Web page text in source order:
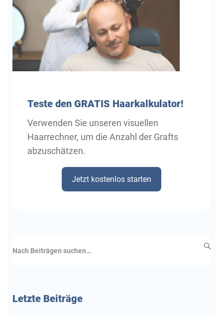
Teste den GRATIS Haarkalkulator!
Verwenden Sie unseren visuellen
Haarrechner, um die Anzahl der Grafts
abzuschätzen.
Jetzt kostenlos starten
Letzte Beiträge